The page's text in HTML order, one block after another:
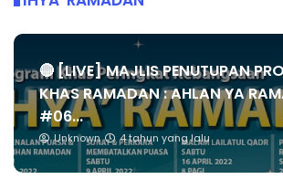
🔴 [LIVE] MAJLIS PENUTUPAN
KHAS RAMADAN : AHLAN YA
#06...
Unknown 4 tahun yang lalu